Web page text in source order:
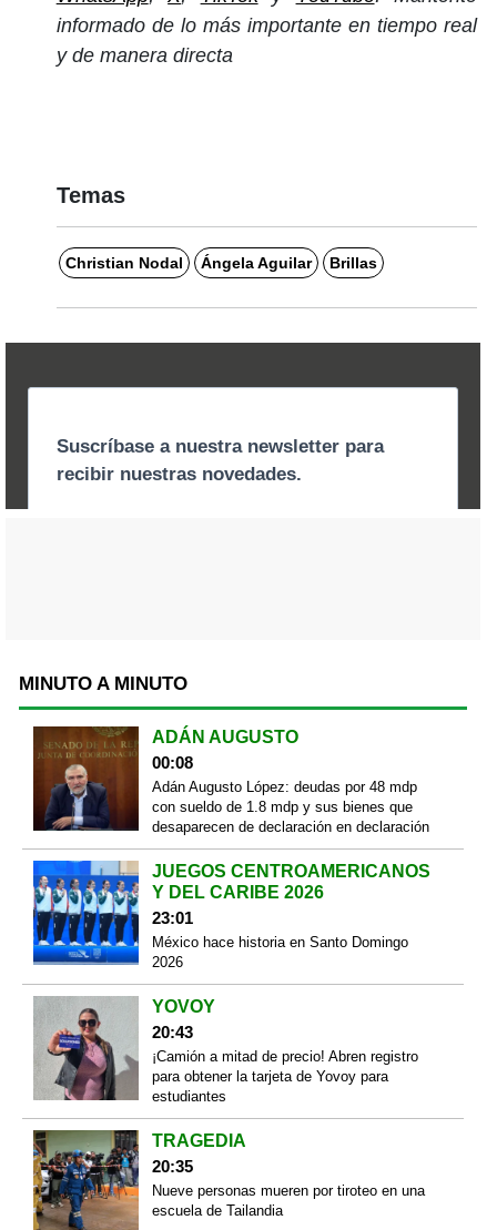
informado de lo más importante en tiempo real
y de manera directa
Temas
Christian Nodal Ángela Aguilar Brillas
MINUTO A MINUTO
ADÁN AUGUSTO
00:08
Adán Augusto López: deudas por 48 mdp
con sueldo de 1.8 mdp y sus bienes que
desaparecen de declaración en declaración
JUEGOS CENTROAMERICANOS
Y DEL CARIBE 2026
23:01
México hace historia en Santo Domingo
2026
YOVOY
20:43
¡Camión a mitad de precio! Abren registro
para obtener la tarjeta de Yovoy para
estudiantes
TRAGEDIA
20:35
Nueve personas mueren por tiroteo en una
escuela de Tailandia